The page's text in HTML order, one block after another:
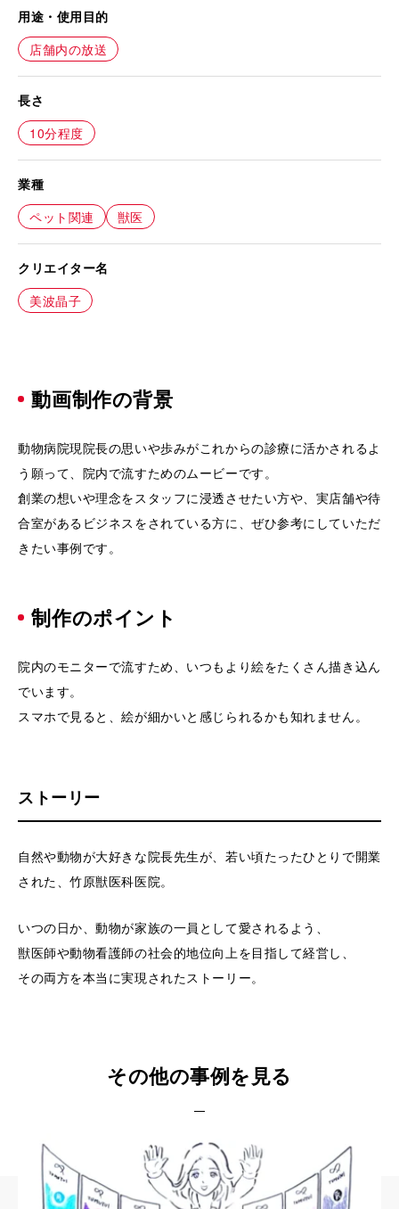
用途・使用目的
店舗内の放送
長さ
10分程度
業種
ペット関連
獣医
クリエイター名
美波晶子
動画制作の背景
動物病院現院長の思いや歩みがこれからの診療に活かされるよ
う願って、院内で流すためのムービーです。
創業の想いや理念をスタッフに浸透させたい方や、実店舗や待
合室があるビジネスをされている方に、ぜひ参考にしていただ
きたい事例です。
制作のポイント
院内のモニターで流すため、いつもより絵をたくさん描き込ん
でいます。
スマホで見ると、絵が細かいと感じられるかも知れません。
ストーリー
自然や動物が大好きな院長先生が、若い頃たったひとりで開業
された、竹原獣医科医院。
いつの日か、動物が家族の一員として愛されるよう、
獣医師や動物看護師の社会的地位向上を目指して経営し、
その両方を本当に実現されたストーリー。
その他の事例を見る